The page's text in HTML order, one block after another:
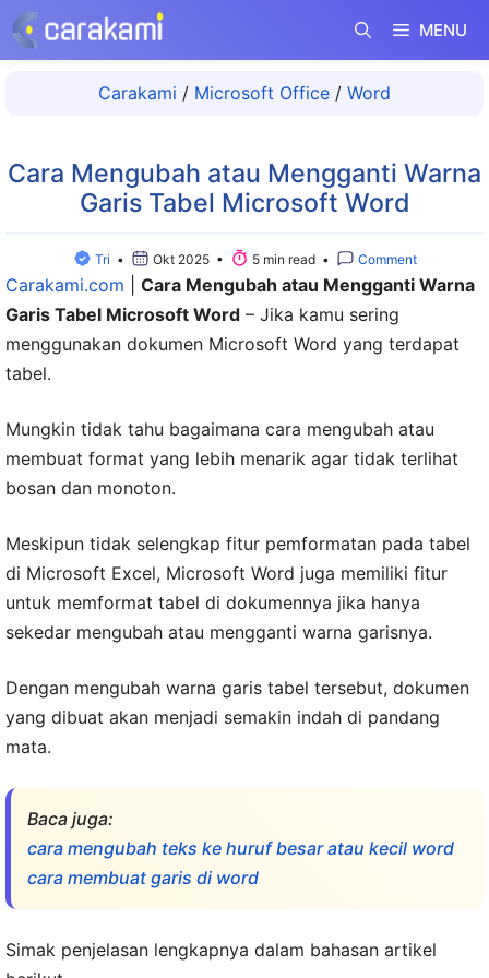
Langsung
ke
MENU
Carakami / Microsoft Office / Word
Cara Mengubah atau Mengganti Warna
Garis Tabel Microsoft Word
Tri • Okt 2025 • 5 min read • Comment
Carakami.com
Cara Mengubah atau Mengganti Warna
Garis Tabel Microsoft Word – Jika kamu sering
menggunakan dokumen Microsoft Word yang terdapat
tabel.
Mungkin tidak tahu bagaimana cara mengubah atau
membuat format yang lebih menarik agar tidak terlihat
bosan dan monoton.
Meskipun tidak selengkap fitur pemformatan pada tabel
di Microsoft Excel, Microsoft Word juga memiliki fitur
untuk memformat tabel di dokumennya jika hanya
sekedar mengubah atau mengganti warna garisnya.
Dengan mengubah warna garis tabel tersebut, dokumen
yang dibuat akan menjadi semakin indah di pandang
mata.
Baca juga:
cara mengubah teks ke huruf besar atau kecil word
cara membuat garis di word
Simak penjelasan lengkapnya dalam bahasan artikel